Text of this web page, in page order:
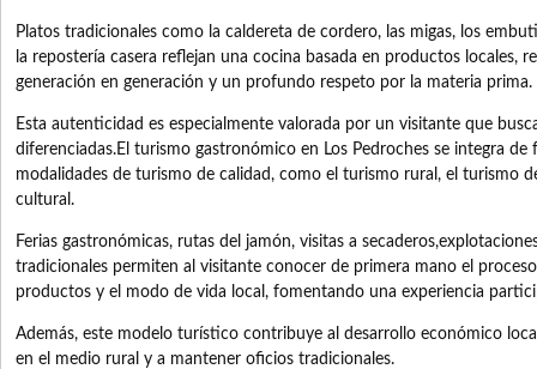
Platos tradicionales como la caldereta de cordero, las migas, los
la repostería casera reflejan una cocina basada en productos locales,
generación en generación y un profundo respeto por la materia prima.
Esta autenticidad es especialmente valorada por un visitante que
diferenciadas.El turismo gastronómico en Los Pedroches se integra
modalidades de turismo de calidad, como el turismo rural, el turismo
cultural.
Ferias gastronómicas, rutas del jamón, visitas a
tradicionales permiten al visitante conocer de primera mano el
productos y el modo de vida local, fomentando una experiencia
Además, este modelo turístico contribuye al desarrollo económico
en el medio rural y a mantener oficios tradicionales.